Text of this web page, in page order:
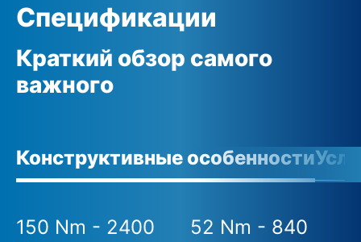
Спецификации
Краткий обзор самого
важного
Конструктивные особенности
150 Nm - 2400
52 Nm - 840